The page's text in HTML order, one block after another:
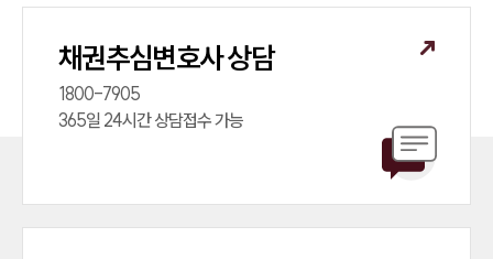
채권추심변호사 상담
1800-7905
365일 24시간 상담접수 가능